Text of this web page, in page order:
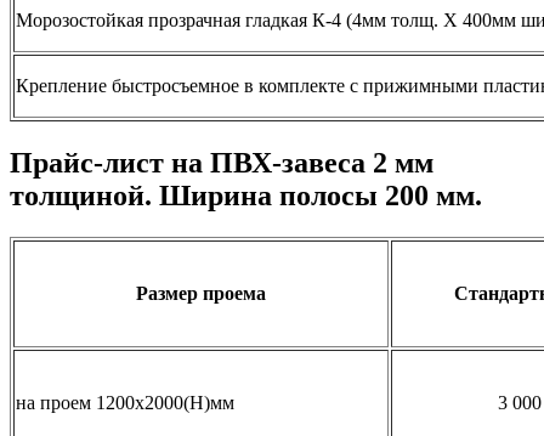
Морозостойкая прозрачная гладкая К-4 (4мм толщ. Х 400мм
Крепление быстросъемное в комплекте с прижимными
Прайс-лист на ПВХ-завеса 2 мм
толщиной. Ширина полосы 200 мм.
Размер проема
на проем 1200х2000(Н)мм 3